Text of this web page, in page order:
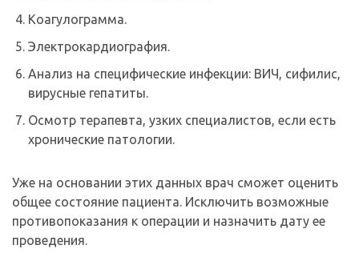
Коагулограмма.
Электрокардиография.
Анализ на специфические инфекции: ВИЧ, сифилис,
вирусные гепатиты.
Осмотр терапевта, узких специалистов, если есть
хронические патологии.
Уже на основании этих данных врач сможет оценить
общее состояние пациента. Исключить возможные
противопоказания к операции и назначить дату ее
проведения.